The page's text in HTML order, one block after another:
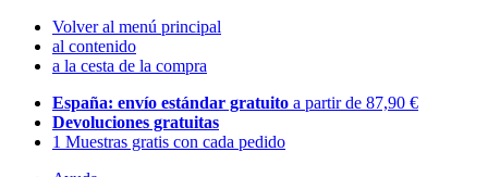
Volver al menú principal
al contenido
a la cesta de la compra
España: envío estándar gratuito a partir de 87,90 €
Devoluciones gratuitas
1 Muestras gratis con cada pedido